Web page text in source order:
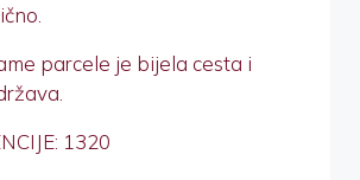
parcele je bijela cesta i
1320